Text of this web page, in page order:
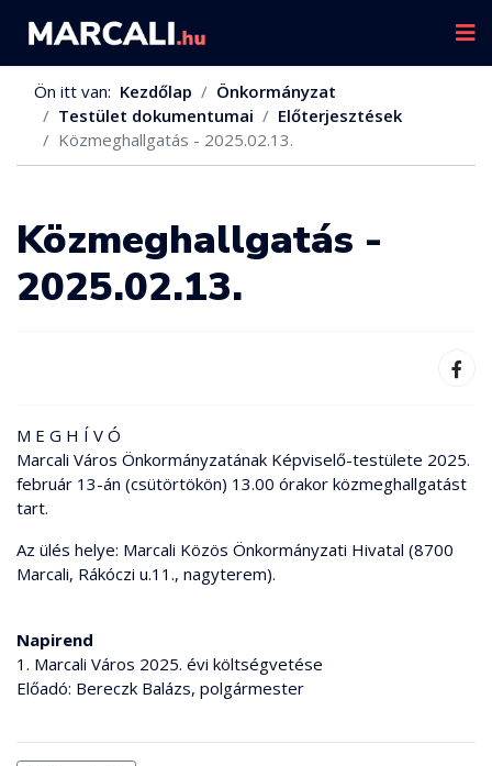
Ön itt van: Kezdőlap
Önkormányzat
Testület dokumentumai
Előterjesztések
Közmeghallgatás - 2025.02.13.
Közmeghallgatás -
2025.02.13.
M E G H Í V Ó
Marcali Város Önkormányzatának Képviselő-testülete 2025.
február 13-án (csütörtökön) 13.00 órakor közmeghallgatást
tart.
Az ülés helye: Marcali Közös Önkormányzati Hivatal (8700
Marcali, Rákóczi u.11., nagyterem).
Napirend
1. Marcali Város 2025. évi költségvetése
Előadó: Bereczk Balázs, polgármester